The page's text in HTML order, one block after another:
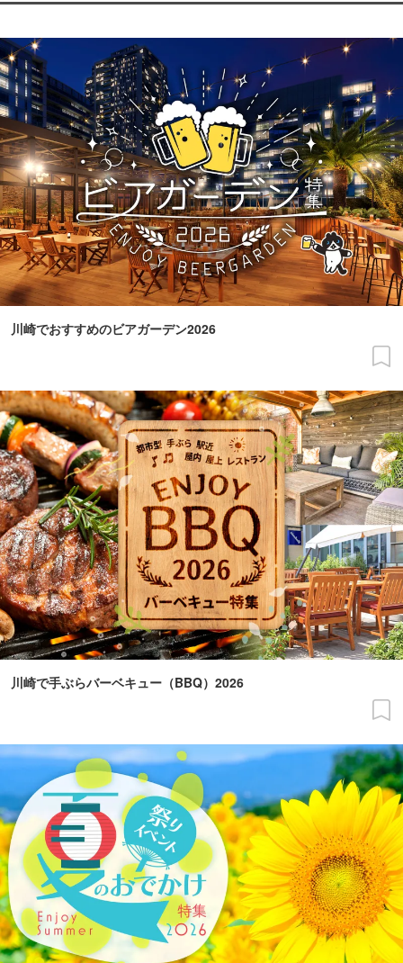
川崎でおすすめのビアガーデン2026
川崎で手ぶらバーベキュー（BBQ）2026